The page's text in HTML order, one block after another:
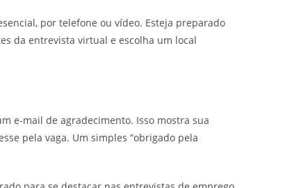
por telefone ou vídeo. Esteja preparado
da entrevista virtual e escolha um local
e-mail de agradecimento. Isso mostra sua
pela vaga. Um simples “obrigado pela